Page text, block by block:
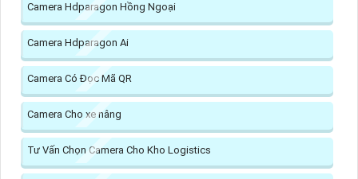
Camera Hdparagon Hồng Ngoại
Camera Hdparagon Ai
Camera Có Đọc Mã QR
Camera Cho xe nâng
Tư Vấn Chọn Camera Cho Kho Logistics